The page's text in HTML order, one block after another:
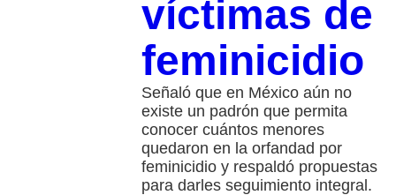
víctimas de
feminicidio
Señaló que en México aún no
existe un padrón que permita
conocer cuántos menores
quedaron en la orfandad por
feminicidio y respaldó propuestas
para darles seguimiento integral.